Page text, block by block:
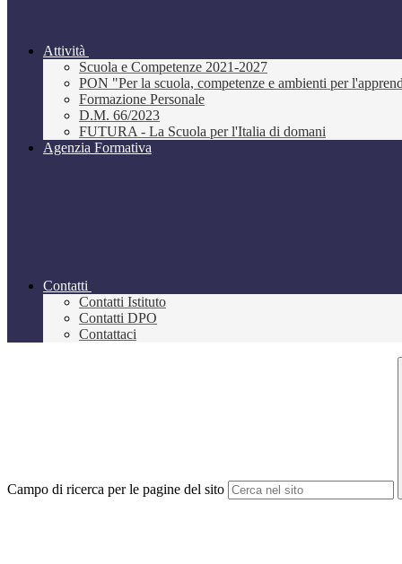
Attività
Scuola e Competenze 2021-2027
PON "Per la scuola, competenze e ambienti per
Formazione Personale
D.M. 66/2023
FUTURA - La Scuola per l'Italia di domani
Agenzia Formativa
Contatti
Contatti Istituto
Contatti DPO
Contattaci
Campo di ricerca per le pagine del sito